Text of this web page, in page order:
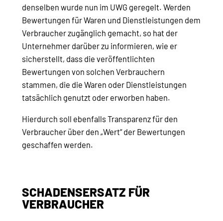
denselben wurde nun im UWG geregelt. Werden
Bewertungen für Waren und Dienstleistungen dem
Verbraucher zugänglich gemacht, so hat der
Unternehmer darüber zu informieren, wie er
sicherstellt, dass die veröffentlichten
Bewertungen von solchen Verbrauchern
stammen, die die Waren oder Dienstleistungen
tatsächlich genutzt oder erworben haben.
Hierdurch soll ebenfalls Transparenz für den
Verbraucher über den „Wert“ der Bewertungen
geschaffen werden.
SCHADENSERSATZ FÜR
VERBRAUCHER